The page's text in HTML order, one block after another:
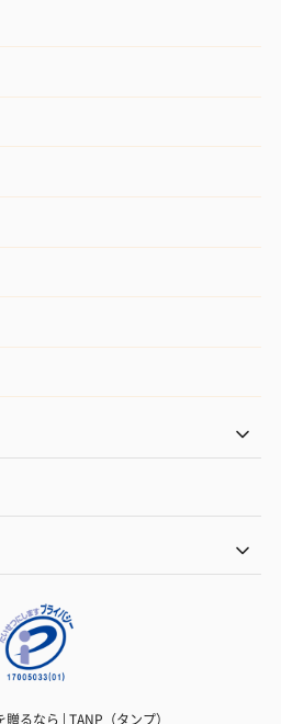
るなら | TANP（タンプ）